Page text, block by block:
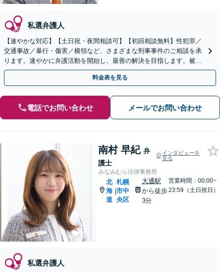
私選弁護人
【速やかな対応】【土日祝・夜間相談可】【初回相談無料】性犯罪／
交通事故／暴行・傷害／横領など、さまざまな刑事事件のご相談を承
ります。速やかに弁護活動を開始し、最善の解決を目指します。被害
者の方との示談交渉もお任せください。
料金表を見る
電話でお問い合わせ メールでお問い合わせ
南村 早紀 弁
護士
インタビューを
見る
みなみむら法律事務所
北
海
道
|
札幌
市中
央区
大通駅
から徒歩
3分
営業時間：00:00~
23:59（土日祝日）
私選弁護人